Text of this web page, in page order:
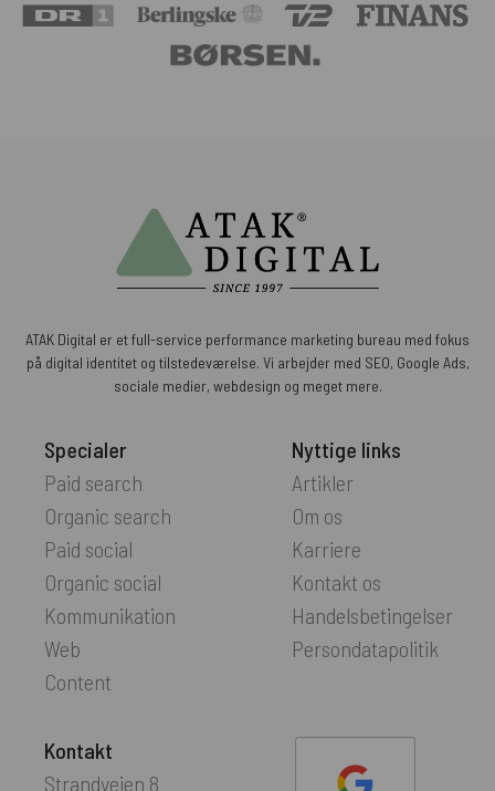
ATAK Digital er et full-service performance marketing bureau med fokus
på digital identitet og tilstedeværelse. Vi arbejder med SEO, Google Ads,
sociale medier, webdesign og meget mere.
Kontakt
Strandvejen 8
Specialer
Paid search
Organic search
Paid social
Organic social
Kommunikation
Web
Content
Nyttige links
Artikler
Om os
Karriere
Kontakt os
Handelsbetingelser
Persondatapolitik